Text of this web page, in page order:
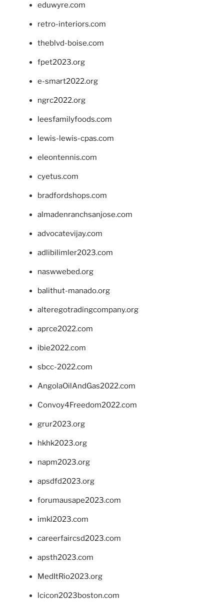
eduwyre.com
retro-interiors.com
theblvd-boise.com
fpet2023.org
e-smart2022.org
ngrc2022.org
leesfamilyfoods.com
lewis-lewis-cpas.com
eleontennis.com
cyetus.com
bradfordshops.com
almadenranchsanjose.com
advocatevijay.com
adlibilimler2023.com
naswwebed.org
balithut-manado.org
alteregotradingcompany.org
aprce2022.com
ibie2022.com
sbcc-2022.com
AngolaOilAndGas2022.com
Convoy4Freedom2022.com
grur2023.org
hkhk2023.org
napm2023.org
apsdfd2023.org
forumausape2023.com
imkl2023.com
careerfaircsd2023.com
apsth2023.com
MedItRio2023.org
lcicon2023boston.com